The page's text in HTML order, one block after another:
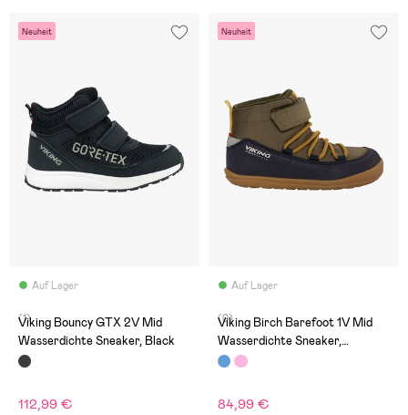
Neuheit
Auf Lager
(1)
Viking Bouncy GTX 2V Mid
Wasserdichte Sneaker, Black
112,99 €
Neuheit
Auf Lager
(0)
Viking Birch Barefoot 1V Mid
Wasserdichte Sneaker,
Navy/Olive
84,99 €